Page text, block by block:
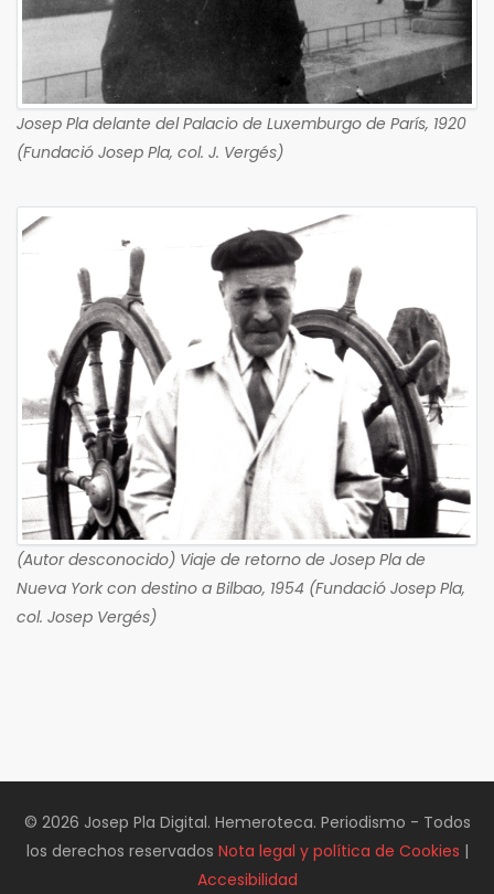
Josep Pla delante del Palacio de Luxemburgo de París, 1920
(Fundació Josep Pla, col. J. Vergés)
(Autor desconocido) Viaje de retorno de Josep Pla de
Nueva York con destino a Bilbao, 1954 (Fundació Josep Pla,
col. Josep Vergés)
© 2026 Josep Pla Digital. Hemeroteca. Periodismo - Todos
los derechos reservados Nota legal y política de Cookies |
Accesibilidad